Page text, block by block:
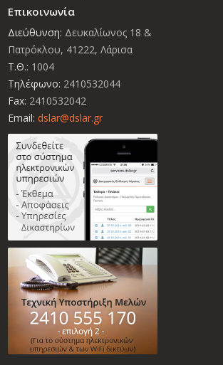
Επικοινωνία
Διεύθυνση: Δευκαλίωνος 18 &
Πατρόκλου, 41222, Λάρισα
Τ.Θ.: 1004
Τηλέφωνο: 2410532044
Fax: 2410532042
Email: dslar@dslar.gr